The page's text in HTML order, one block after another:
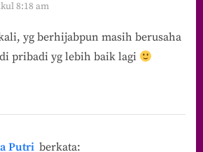
8:18 am
yg berhijabpun masih berusaha
pribadi yg lebih baik lagi
Putri berkata: